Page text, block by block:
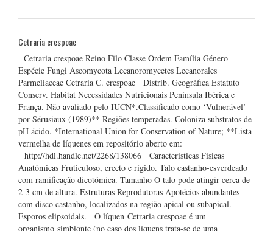
Cetraria crespoae
Cetraria crespoae Reino Filo Classe Ordem Família Género
Espécie Fungi Ascomycota Lecanoromycetes Lecanorales
Parmeliaceae Cetraria C. crespoae Distrib. Geográfica Estatuto
Conserv. Habitat Necessidades Nutricionais Península Ibérica e
França. Não avaliado pelo IUCN*.Classificado como ‘Vulnerável’
por Sérusiaux (1989)** Regiões temperadas. Coloniza substratos de
pH ácido. *International Union for Conservation of Nature; **Lista
vermelha de líquenes em repositório aberto em:
http://hdl.handle.net/2268/138066 Características Físicas
Anatómicas Fruticuloso, erecto e rígido. Talo castanho-esverdeado
com ramificação dicotómica. Tamanho O talo pode atingir cerca de
2-3 cm de altura. Estruturas Reprodutoras Apotécios abundantes
com disco castanho, localizados na região apical ou subapical.
Esporos elipsoidais. O líquen Cetraria crespoae é um
organismo simbionte (no caso dos líquens trata-se de uma